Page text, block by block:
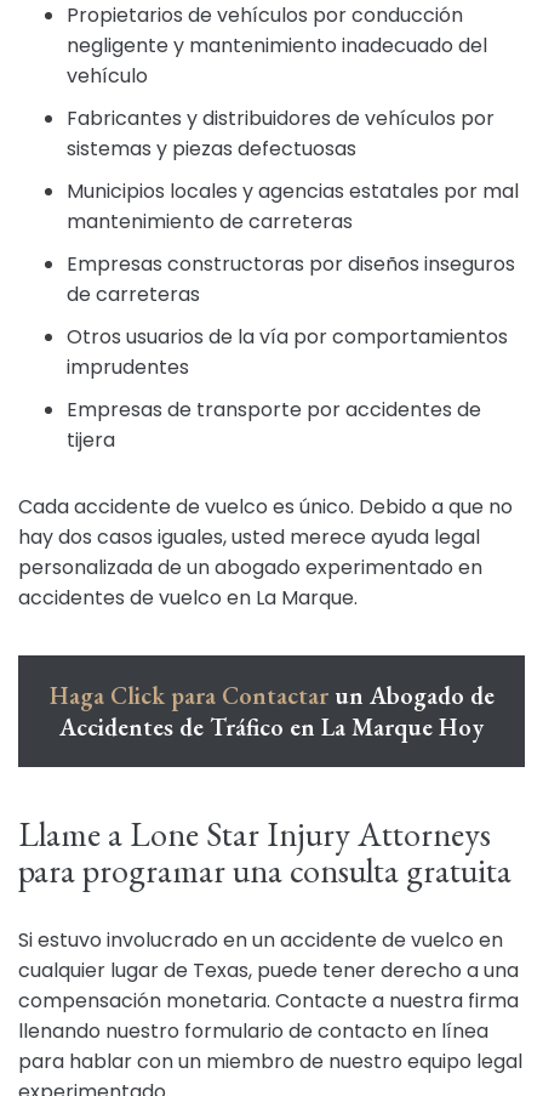
Propietarios de vehículos por conducción
negligente y mantenimiento inadecuado del
vehículo
Fabricantes y distribuidores de vehículos por
sistemas y piezas defectuosas
Municipios locales y agencias estatales por mal
mantenimiento de carreteras
Empresas constructoras por diseños inseguros
de carreteras
Otros usuarios de la vía por comportamientos
imprudentes
Empresas de transporte por accidentes de
tijera
Cada accidente de vuelco es único. Debido a que no
hay dos casos iguales, usted merece ayuda legal
personalizada de un abogado experimentado en
accidentes de vuelco en La Marque.
Haga Click para Contactarun Abogado de
Accidentes de Tráfico en La Marque Hoy
Llame a Lone Star Injury Attorneys
para programar una consulta gratuita
Si estuvo involucrado en un accidente de vuelco en
cualquier lugar de Texas, puede tener derecho a una
compensación monetaria. Contacte a nuestra firma
llenando nuestro formulario de contacto en línea
para hablar con un miembro de nuestro equipo legal